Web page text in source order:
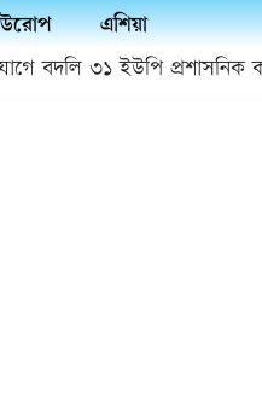
এশিয়া
৩১ ইউপি প্রশাসনিক কর্মকর্তা